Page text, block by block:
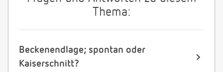
Thema:
Beckenendlage; spontan oder
Kaiserschnitt?